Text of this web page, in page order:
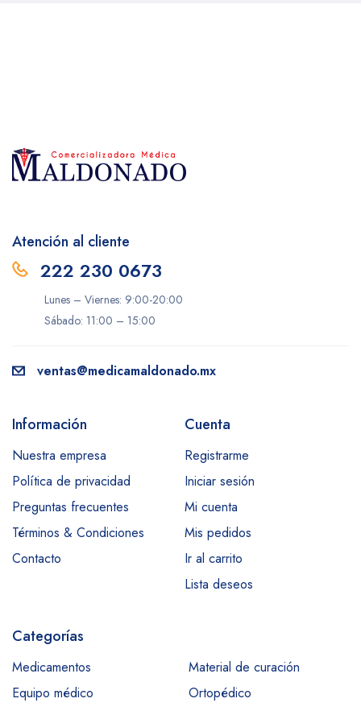
Atención al cliente
222 230 0673
Lunes – Viernes: 9:00-20:00
Sábado: 11:00 – 15:00
ventas@medicamaldonado.mx
Información
Nuestra empresa
Política de privacidad
Preguntas frecuentes
Términos & Condiciones
Contacto
Cuenta
Registrarme
Iniciar sesión
Mi cuenta
Mis pedidos
Ir al carrito
Lista deseos
Categorías
Medicamentos
Material de curación
Equipo médico
Ortopédico